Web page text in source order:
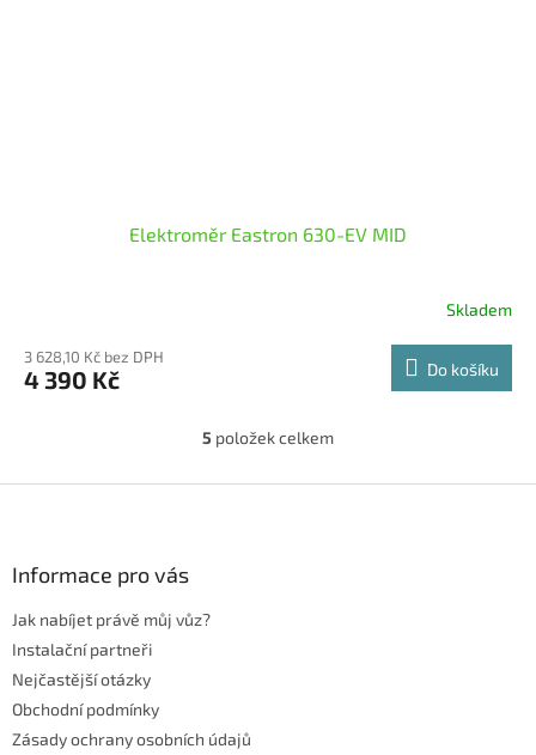
Elektroměr Eastron 630-EV MID
Skladem
3 628,10 Kč bez DPH
4 390 Kč Do košíku
O
l
5 položek celkem
Informace pro vás
Jak nabíjet právě můj vůz?
Instalační partneři
Nejčastější otázky
Obchodní podmínky
Zásady ochrany osobních údajů